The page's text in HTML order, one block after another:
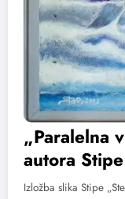
„Paralelna
autora
Torontu
Izložba slika Stipe